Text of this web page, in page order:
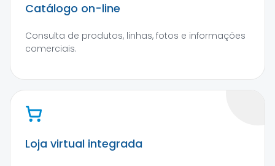
Catálogo on-line
Consulta de produtos, linhas, fotos e informações
comerciais.
Loja virtual integrada